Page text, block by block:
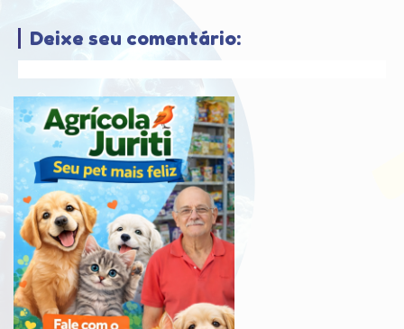
Deixe seu comentário: